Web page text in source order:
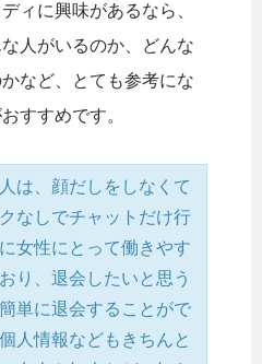
ィに興味があるなら、
人がいるのか、どんな
など、とても参考にな
すすめです。
は、顔だしをしなくて
なしでチャットだけ行
女性にとって働きやす
り、退会したいと思う
単に退会することがで
人情報などもきちんと